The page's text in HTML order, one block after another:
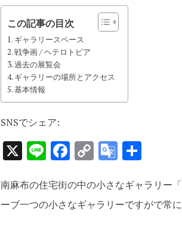
プ
この記事の目次
ギャラリースペース
戦争画 / ヘテロトピア
過去の展覧会
ギャラリーの場所とアクセス
基本情報
SNSでシェア:
X LineFacebook
CopyGoogle
共
南麻布の住宅街の中の小さなギャラリー
ーブ一つの小さなギャラリーですがで常